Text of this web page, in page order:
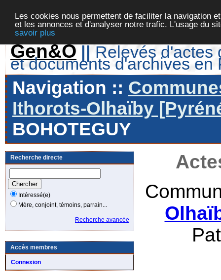
Les cookies nous permettent de faciliter la navigation
et les annonces et d'analyser notre trafic. L'usage du
savoir plus
Gen&O || Relevés d'actes
et documents d'archives en
Navigation ::
Ithorots-Olhaïby
BOHOTEGUY
Recherche directe
Intéressé(e)
Mère, conjoint, témoins, parrain...
Recherche avancée
Accès membres
Connexion